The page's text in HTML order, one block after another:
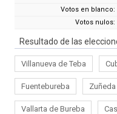
Votos en blanco:
Votos nulos:
Resultado de las
Villanueva de Teba
Fuentebureba Zuñeda
Vallarta de Bureba